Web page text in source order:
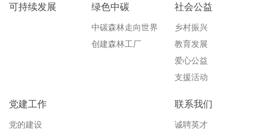
可持续发展 绿色中碳
中碳森林走向世界
创建森林工厂
社会公益
乡村振兴
教育发展
爱心公益
支援活动
党建工作
党的建设
联系我们
诚聘英才